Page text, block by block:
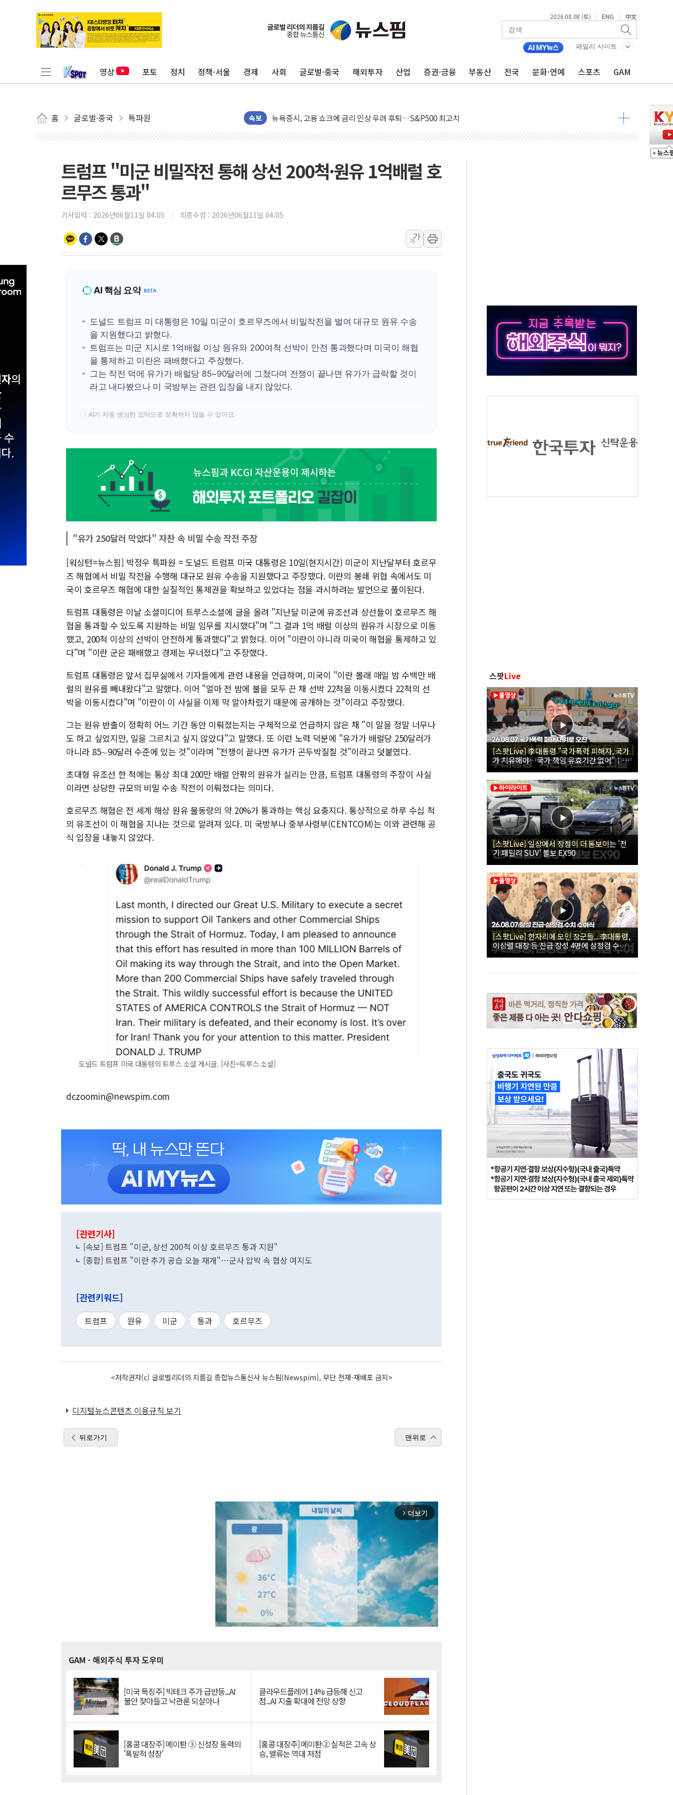
2026.08.08 (토) | ENG | 中文
패밀리 사이트
영상 포토 정치 정책·서울 경제 사회 글로벌·중국 해외투자 산업 증권·금융 부동산 전국 문화·연예 스포츠 GAM
홈 글로벌·중국 특파원 속보
민주, 오늘 제주·인천 경선 결과 발표...'김민석 재역전 vs 정청래 격차 확대'
뉴욕증시, 고용 쇼크에 금리 인상 우려 후퇴…S&P500 최고치
트럼프, 쿡 연준 이사 해임 재추진…"26일까지 의혹 소명" 요구
미 연준 매파 기세 꺾이나…고용 감소에 9월 동결 전망 우세
[종합] 이슬람 수니파 3국, '공동방위협정' 체결… 이스라엘·이란 위협에 맞설 자체 억지력 강화
이란 핵심 원유 수출항 '하르그섬', 최근 1주일 이상 '올스톱'… 美 해상봉쇄 영향
美 고용 쇼크에 엔화 장중 급등…시장은 "또 개입했나" 촉각
[AI MY 뉴스] 뉴욕 반도체주 프리뷰...美 고용 쇼크에 반도체주 '활짝'
보훈부, 미 DPAA와 MOU… "6·25 미군 실종자 7359명 끝까지 찾겠다"
특정 정치인 측근 포항시 정책특보 내정설...포항시 '시끌'
李 "해남 태양광, 대한민국 다음 100년 밑거름…수도권 집중 완화 전환점"
트럼프 "미군 비밀작전 통해 상선 200척·원유 1억배럴 호
르무즈 통과"
기사입력 : 2026년06월11일 04:05 최종수정 : 2026년06월11일 04:05
가
가
AI 핵심 요약 BETA
도널드 트럼프 미 대통령은 10일 미군이 호르무즈에서 비밀작전을 벌여 대규모 원유 수송
을 지원했다고 밝혔다.
트럼프는 미군 지시로 1억배럴 이상 원유와 200여척 선박이 안전 통과했다며 미국이 해협
을 통제하고 이란은 패배했다고 주장했다.
그는 작전 덕에 유가가 배럴당 85~90달러에 그쳤다며 전쟁이 끝나면 유가가 급락할 것이
라고 내다봤으나 미 국방부는 관련 입장을 내지 않았다.
! AI가 자동 생성한 요약으로 정확하지 않을 수 있어요.
"유가 250달러 막았다" 자찬 속 비밀 수송 작전 주장
[워싱턴=뉴스핌] 박정우 특파원 = 도널드 트럼프 미국 대통령은 10일(현지시간) 미군이 지난달부터 호르무
즈 해협에서 비밀 작전을 수행해 대규모 원유 수송을 지원했다고 주장했다. 이란의 봉쇄 위협 속에서도 미
국이 호르무즈 해협에 대한 실질적인 통제권을 확보하고 있었다는 점을 과시하려는 발언으로 풀이된다.
트럼프 대통령은 이날 소셜미디어 트루스소셜에 글을 올려 "지난달 미군에 유조선과 상선들이 호르무즈 해
협을 통과할 수 있도록 지원하는 비밀 임무를 지시했다"며 "그 결과 1억 배럴 이상의 원유가 시장으로 이동
했고, 200척 이상의 선박이 안전하게 통과했다"고 밝혔다. 이어 "이란이 아니라 미국이 해협을 통제하고 있
다"며 "이란 군은 패배했고 경제는 무너졌다"고 주장했다.
트럼프 대통령은 앞서 집무실에서 기자들에게 관련 내용을 언급하며, 미국이 "이란 몰래 매일 밤 수백만 배
럴의 원유를 빼내왔다"고 말했다. 이어 "얼마 전 밤에 불을 모두 끈 채 선박 22척을 이동시켰다 22척의 선
박을 이동시켰다"며 "이란이 이 사실을 이제 막 알아차렸기 때문에 공개하는 것"이라고 주장했다.
그는 원유 반출이 정확히 어느 기간 동안 이뤄졌는지는 구체적으로 언급하지 않은 채 "이 말을 정말 너무나
도 하고 싶었지만, 일을 그르치고 싶지 않았다"고 말했다. 또 이런 노력 덕분에 "유가가 배럴당 250달러가
아니라 85∼90달러 수준에 있는 것"이라며 "전쟁이 끝나면 유가가 곤두박질칠 것"이라고 덧붙였다.
초대형 유조선 한 척에는 통상 최대 200만 배럴 안팎의 원유가 실리는 만큼, 트럼프 대통령의 주장이 사실
이라면 상당한 규모의 비밀 수송 작전이 이뤄졌다는 의미다.
호르무즈 해협은 전 세계 해상 원유 물동량의 약 20%가 통과하는 핵심 요충지다. 통상적으로 하루 수십 척
의 유조선이 이 해협을 지나는 것으로 알려져 있다. 미 국방부나 중부사령부(CENTCOM)는 이와 관련해 공
식 입장을 내놓지 않았다.
도널드 트럼프 미국 대통령의 트루스 소셜 게시글. [사진=트루스 소셜]
dczoomin@newspim.com
[관련기사]
[속보] 트럼프 "미군, 상선 200척 이상 호르무즈 통과 지원"
[종합] 트럼프 "이란 추가 공습 오늘 재개"…군사 압박 속 협상 여지도
[관련키워드]
트럼프 원유 미군 통과 호르무즈
<저작권자(c) 글로벌리더의 지름길 종합뉴스통신사 뉴스핌(Newspim), 무단 전재-재배포 금지>
디지털뉴스콘텐츠 이용규칙 보기
뒤로가기 맨위로
arrow_forward_ios 더보기
GAM - 해외주식 투자 도우미
[미국 특징주] 빅테크 주가 급반등...AI
불안 잦아들고 낙관론 되살아나
클라우드플레어 14% 급등해 신고
점...AI 지출 확대에 전망 상향
[홍콩 대장주] 메이퇀 ③ 신성장 동력의
'폭발적 성장'
[홍콩 대장주] 메이퇀② 실적은 고속 상
승, 밸류는 역대 저점
스팟Live
[스팟Live] 李대통령 "국가폭력 피해자, 국가
가 치유해야…국가 책임 유효기간 없어"｜
26.08.07 국가폭력 피해자 위로 오찬
[스팟Live] 일상에서 장점이 더 돋보이는 '전
기 패밀리 SUV' 볼보 EX90
[스팟Live] 한자리에 모인 장군들...李대통령,
이상렬 대장 등 진급 장성 4명에 삼정검 수치
직접 수여｜26.08.07 장성 진급·삼정검 수치